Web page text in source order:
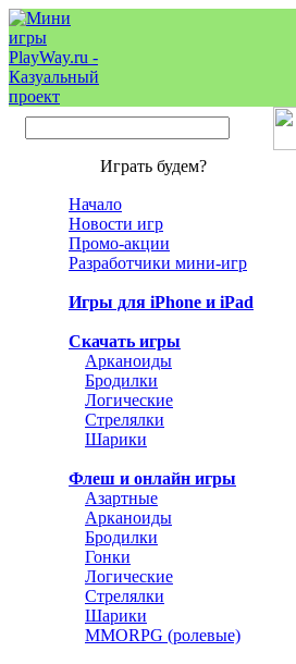
Играть будем?
Начало
Новости игр
Промо-акции
Разработчики мини-игр
Игры для iPhone и iPad
Скачать игры
Арканоиды
Бродилки
Логические
Стрелялки
Шарики
Флеш и онлайн игры
Азартные
Арканоиды
Бродилки
Гонки
Логические
Стрелялки
Шарики
MMORPG (ролевые)